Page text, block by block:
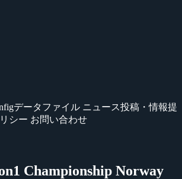
データファイル ニュース投稿・情報提
シー お問い合わせ
Championship Norway